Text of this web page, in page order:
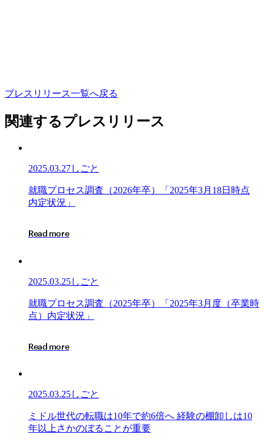
プレ ス リ リ ース一覧へ戻る
関連するプレスリリース
2025.03.27しごと
就
職
セ
査
（2026
年
卒）
3
時
内
定
就職プロ セス調査 （2026年卒） 「 2025年3月 18日 時点
内定状況 」
Read more
2025.03.25しごと
就
職
セ
査
（2025
年
卒）
就職プロ セス調査 （2025年卒） 「 2025年3月 度 （卒業時
点） 内定状況 」
Read more
2025.03.25しごと
ミ
ド
ミ ド ル世代の転職は10年で約6倍へ 経験の棚卸 しは10
年以 上 さかのぼる こ と が重要